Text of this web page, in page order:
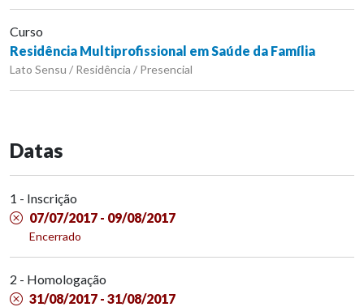
Curso
Residência Multiprofissional em Saúde da Família
Lato Sensu / Residência / Presencial
Datas
1 - Inscrição
07/07/2017 - 09/08/2017
Encerrado
2 - Homologação
31/08/2017 - 31/08/2017